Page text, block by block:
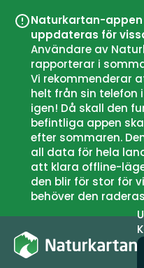
Naturkartan-
uppdateras för
Användare av
rapporterar i
Vi rekommenderar
helt från sin telefon
igen! Då skall den
befintliga appen
efter sommaren.
all data för hela
att klara offline-
den blir för stor för
behöver den